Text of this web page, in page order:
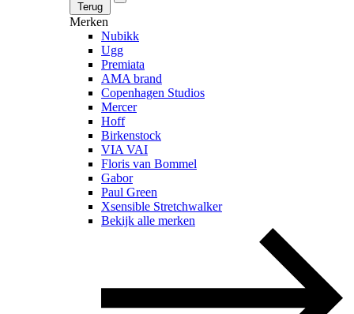
Terug
Merken
Nubikk
Ugg
Premiata
AMA brand
Copenhagen Studios
Mercer
Hoff
Birkenstock
VIA VAI
Floris van Bommel
Gabor
Paul Green
Xsensible Stretchwalker
Bekijk alle merken